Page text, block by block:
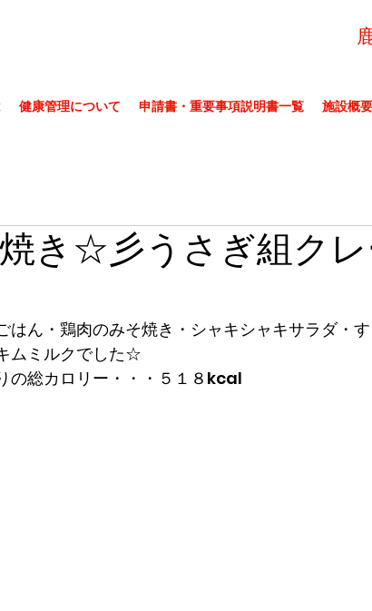
健康管理について 申請書・重要事項説明書一覧 施設概要
き☆彡うさぎ組ク
はん・鶏肉のみそ焼き・シャキシャキサラダ・
ムミルクでした☆
の総カロリー・・・５１８kcal